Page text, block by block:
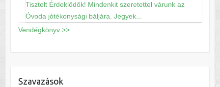
Tisztelt Érdeklődők! Mindenkit szeretettel várunk az
Óvoda jótékonysági báljára. Jegyek...
Vendégkönyv >>
Szavazások